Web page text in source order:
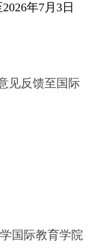
年7月3日
见反馈至国际
国际教育学院